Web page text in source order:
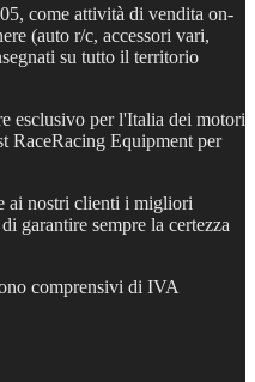
come attività di vendita on-
(auto r/c, accessori vari,
su tutto il territorio
esclusivo per l'Italia dei motori
RaceRacing Equipment per
ai nostri clienti i migliori
garantire sempre la certezza
comprensivi di IVA